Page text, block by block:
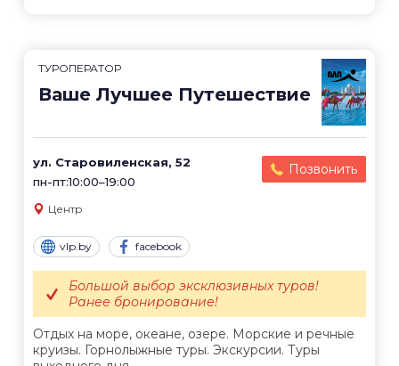
ТУРОПЕРАТОР
Ваше Лучшее Путешествие
ул. Старовиленская, 52
пн-пт:10:00–19:00
Позвонить
Центр
vlp.by facebook
Отдых на море, океане, озере. Морские и речные
круизы. Горнолыжные туры. Экскурсии. Туры
Большой выбор эксклюзивных туров!
Ранее бронирование!